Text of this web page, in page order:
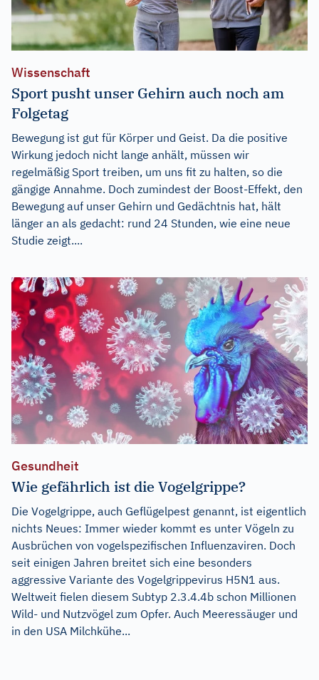
Wissenschaft
Sport pusht unser Gehirn auch noch am
Folgetag
Bewegung ist gut für Körper und Geist. Da die positive
Wirkung jedoch nicht lange anhält, müssen wir
regelmäßig Sport treiben, um uns fit zu halten, so die
gängige Annahme. Doch zumindest der Boost-Effekt, den
Bewegung auf unser Gehirn und Gedächtnis hat, hält
länger an als gedacht: rund 24 Stunden, wie eine neue
Studie zeigt....
Gesundheit
Wie gefährlich ist die Vogelgrippe?
Die Vogelgrippe, auch Geflügelpest genannt, ist eigentlich
nichts Neues: Immer wieder kommt es unter Vögeln zu
Ausbrüchen von vogelspezifischen Influenzaviren. Doch
seit einigen Jahren breitet sich eine besonders
aggressive Variante des Vogelgrippevirus H5N1 aus.
Weltweit fielen diesem Subtyp 2.3.4.4b schon Millionen
Wild- und Nutzvögel zum Opfer. Auch Meeressäuger und
in den USA Milchkühe...